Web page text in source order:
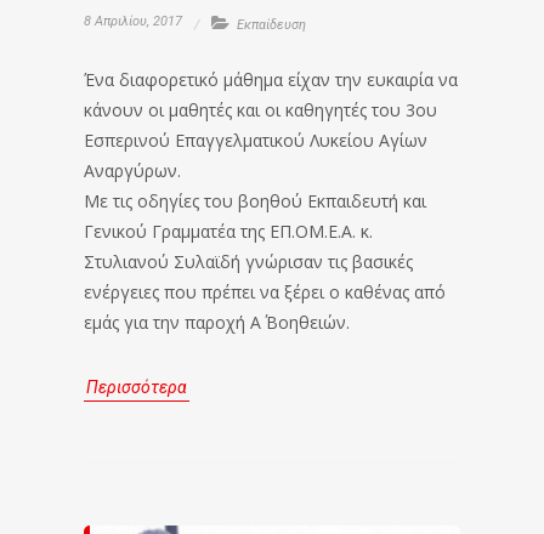
8 Απριλίου, 2017 Εκπαίδευση
Ένα διαφορετικό μάθημα είχαν την ευκαιρία να
κάνουν οι μαθητές και οι καθηγητές του 3ου
Εσπερινού Επαγγελματικού Λυκείου Αγίων
Αναργύρων.
Με τις οδηγίες του βοηθού Εκπαιδευτή και
Γενικού Γραμματέα της ΕΠ.ΟΜ.Ε.Α. κ.
Στυλιανού Συλαϊδή γνώρισαν τις βασικές
ενέργειες που πρέπει να ξέρει ο καθένας από
εμάς για την παροχή Α΄ Βοηθειών.
Περισσότερα